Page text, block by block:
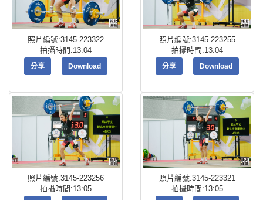
照片編號:3145-223322
拍攝時間:13:04
分享 Download
照片編號:3145-223255
拍攝時間:13:04
分享 Download
照片編號:3145-223256
拍攝時間:13:05
照片編號:3145-223321
拍攝時間:13:05